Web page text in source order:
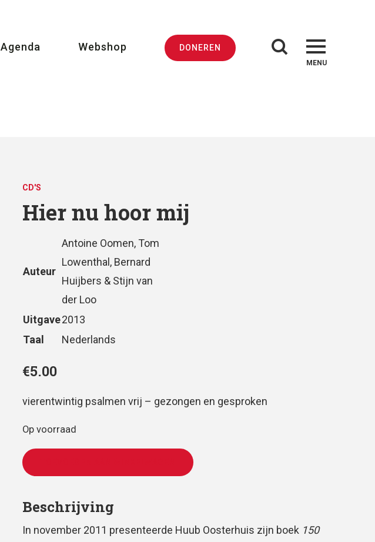
Agenda Webshop DONEREN
MENU
CD'S
Hier nu hoor mij
Auteur
Antoine Oomen, Tom
Lowenthal, Bernard
Huijbers & Stijn van
der Loo
Uitgave2013
Taal
Nederlands
€5.00
vierentwintig psalmen vrij – gezongen en gesproken
Op voorraad
Beschrijving
In november 2011 presenteerde Huub Oosterhuis zijn boek 150